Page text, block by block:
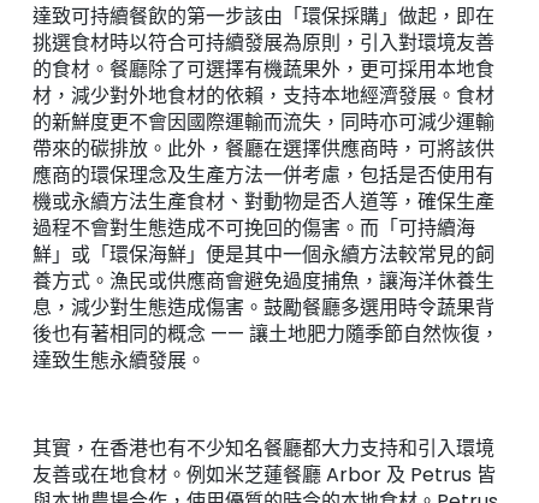
達致可持續餐飲的第一步該由「環保採購」做起，即在
挑選食材時以符合可持續發展為原則，引入對環境友善
的食材。餐廳除了可選擇有機蔬果外，更可採用本地食
材，減少對外地食材的依賴，支持本地經濟發展。食材
的新鮮度更不會因國際運輸而流失，同時亦可減少運輸
帶來的碳排放。此外，餐廳在選擇供應商時，可將該供
應商的環保理念及生產方法一併考慮，包括是否使用有
機或永續方法生產食材、對動物是否人道等，確保生產
過程不會對生態造成不可挽回的傷害。而「可持續海
鮮」或「環保海鮮」便是其中一個永續方法較常見的飼
養方式。漁民或供應商會避免過度捕魚，讓海洋休養生
息，減少對生態造成傷害。鼓勵餐廳多選用時令蔬果背
後也有著相同的概念 —— 讓土地肥力隨季節自然恢復，
達致生態永續發展。
其實，在香港也有不少知名餐廳都大力支持和引入環境
友善或在地食材。例如米芝蓮餐廳 Arbor 及 Petrus 皆